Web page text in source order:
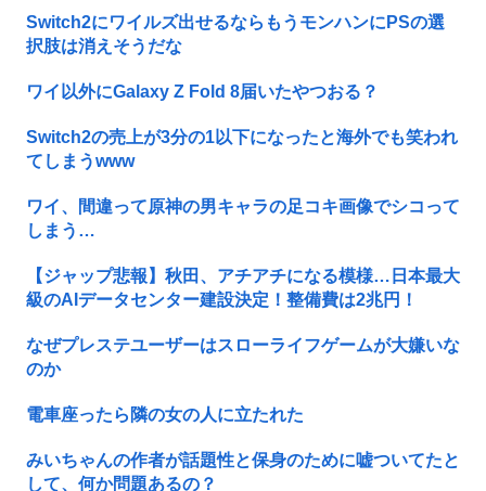
Switch2にワイルズ出せるならもうモンハンにPSの選
択肢は消えそうだな
ワイ以外にGalaxy Z Fold 8届いたやつおる？
Switch2の売上が3分の1以下になったと海外でも笑われ
てしまうwww
ワイ、間違って原神の男キャラの足コキ画像でシコって
しまう…
【ジャップ悲報】秋田、アチアチになる模様…日本最大
級のAIデータセンター建設決定！整備費は2兆円！
なぜプレステユーザーはスローライフゲームが大嫌いな
のか
電車座ったら隣の女の人に立たれた
みいちゃんの作者が話題性と保身のために嘘ついてたと
して、何か問題あるの？